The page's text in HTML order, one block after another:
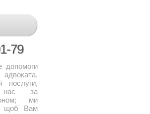
79
адвоката,
послуги,
нас за
ми
щоб Вам